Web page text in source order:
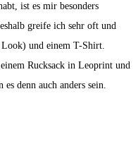
ist es mir besonders
greife ich sehr oft und
Look) und einem T-Shirt.
Rucksack in Leoprint und
denn auch anders sein.